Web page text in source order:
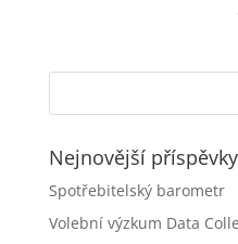
Nejnovější příspěvky
Spotřebitelský barometr
Volební výzkum Data